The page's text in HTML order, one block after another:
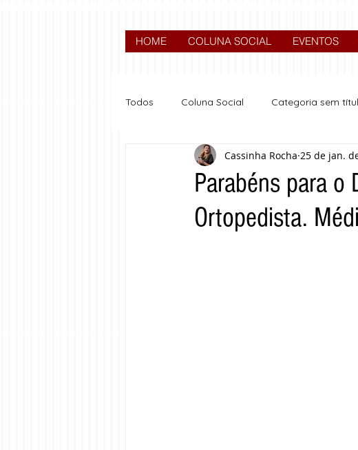
HOME COLUNA SOCIAL EVENTOS
Todos Coluna Social Categoria sem
Nova categoria Expocrato
Parabéns para o
Ortopedista.
Cassinha Rocha 25 de jan.